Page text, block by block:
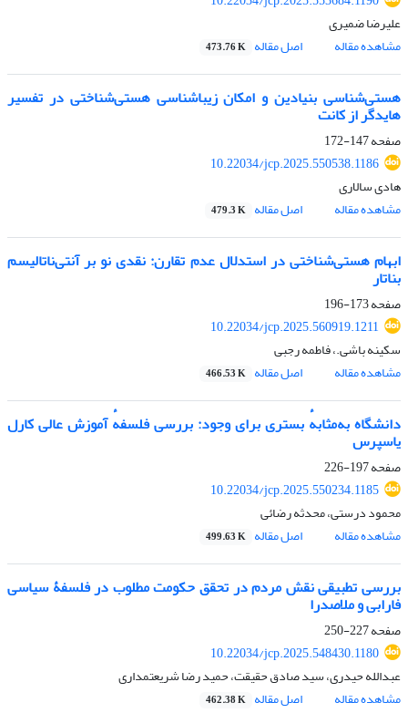
علیرضا ضمیری
مشاهده مقاله
اصل مقاله 473.76 K
هستی‌شناسی بنیادین و امکان زیباشناسی هستی‌شناختی در تفسیر
هایدگر از کانت
صفحه147-172
10.22034/jcp.2025.550538.1186
هادی سالاری
مشاهده مقاله
اصل مقاله 479.3 K
ابهام هستی‌شناختی در استدلال عدم‌ تقارن: نقدی نو بر آنتی‌ناتالیسم
بناتار
صفحه173-196
10.22034/jcp.2025.560919.1211
سکینه باشی.، فاطمه رجبی
مشاهده مقاله
اصل مقاله 466.53 K
دانشگاه به‌مثابهٔ بستری برای وجود: بررسی فلسفهٔ آموزش عالی کارل
یاسپرس
صفحه197-226
10.22034/jcp.2025.550234.1185
محمود درستی، محدثه رضائی
مشاهده مقاله
اصل مقاله 499.63 K
بررسی تطبیقی نقش مردم در تحقق حکومت مطلوب در فلسفۀ سیاسی
فارابی و ملاصدرا
صفحه227-250
10.22034/jcp.2025.548430.1180
عبدالله حیدری، سید صادق حقیقت، حمید رضا شریعتمداری
مشاهده مقاله
اصل مقاله 462.38 K